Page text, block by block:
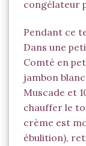
congélateur
Pendant ce
Dans une
Comté en
jambon
Muscade et
chauffer le
crème est
ébulition),